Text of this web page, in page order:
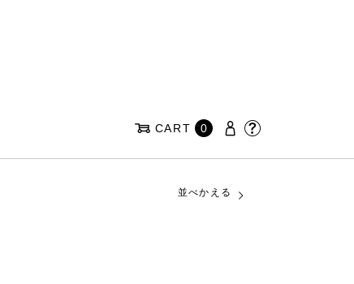
CART 0
並べかえる